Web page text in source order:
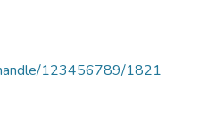
123456789/1821